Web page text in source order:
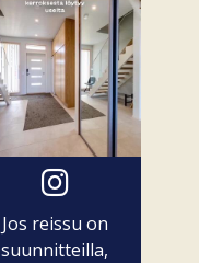
Jos reissu on
suunnitteilla,